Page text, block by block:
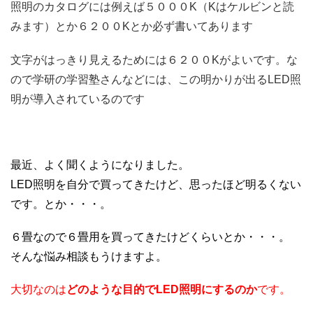
照明のカタログには例えば５０００K（Kはケルビンと読
みます）とか６２００Kとか必ず書いてあります
文字がはっきり見えるためには６２００Kがよいです。な
ので学研の学習塾さんなどには、この明かりが出るLED照
明が導入されているのです
最近、よく聞くようになりました。
LED照明を自分で買ってきたけど、思ったほど明るくない
です。とか・・・。
６畳なので６畳用を買ってきたけどくらいとか・・・。
そんな悩み相談もうけますよ。
大切なのはどのような目的でLED照明にするのかです。